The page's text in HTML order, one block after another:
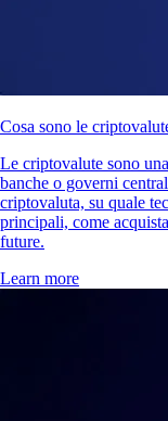
Cosa sono le
Le criptovalute sono
banche o governi
criptovaluta, su quale
principali, come
future.
Learn more